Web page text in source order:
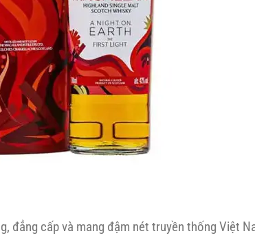
đẳng cấp và mang đậm nét truyền thống Việt